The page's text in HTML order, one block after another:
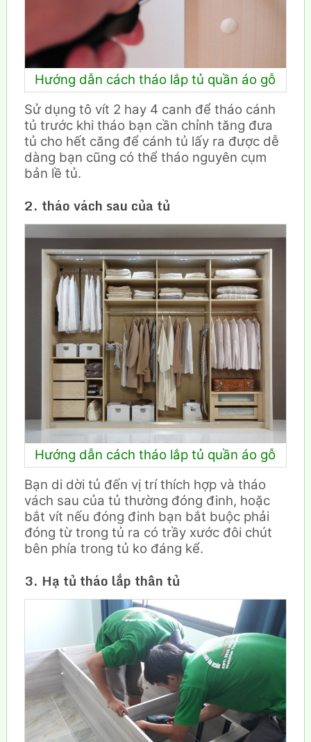
Hướng dẫn cách tháo lắp tủ quần áo gỗ
Sử dụng tô vít 2 hay 4 canh để tháo cánh
tủ trước khi tháo bạn cần chỉnh tăng đưa
tủ cho hết căng để cánh tủ lấy ra được dễ
dàng bạn cũng có thể tháo nguyên cụm
bản lề tủ.
2. tháo vách sau của tủ
Hướng dẫn cách tháo lắp tủ quần áo gỗ
Bạn di dời tủ đến vị trí thích hợp và tháo
vách sau của tủ thường đóng đinh, hoặc
bắt vít nếu đóng đinh bạn bắt buộc phải
đóng từ trong tủ ra có trầy xước đôi chút
bên phía trong tủ ko đáng kể.
3. Hạ tủ tháo lắp thân tủ